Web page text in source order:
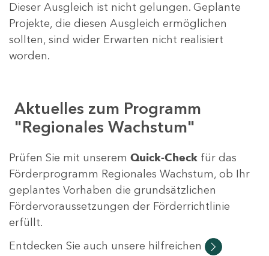
Dieser Ausgleich ist nicht gelungen. Geplante
Projekte, die diesen Ausgleich ermöglichen
sollten, sind wider Erwarten nicht realisiert
worden.
Aktuelles zum Programm
"Regionales Wachstum"
Prüfen Sie mit unserem Quick-Check für das
Förderprogramm Regionales Wachstum, ob Ihr
geplantes Vorhaben die grundsätzlichen
Fördervoraussetzungen der Förderrichtlinie
erfüllt.
Entdecken Sie auch unsere hilfreichen